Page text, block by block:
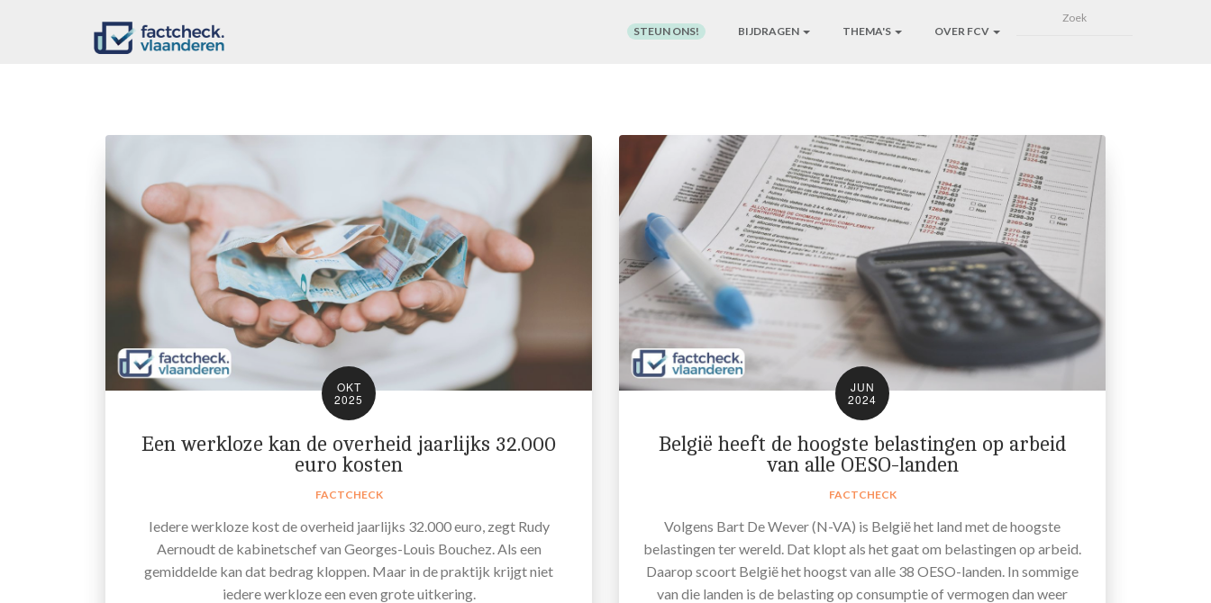
STEUN ONS! BIJDRAGEN THEMA'S OVER FCV
OKT
2025
Een werkloze kan de overheid jaarlijks 32.000
euro kosten
FACTCHECK
Iedere werkloze kost de overheid jaarlijks 32.000 euro, zegt Rudy
Aernoudt de kabinetschef van Georges-Louis Bouchez. Als een
gemiddelde kan dat bedrag kloppen. Maar in de praktijk krijgt niet
iedere werkloze een even grote uitkering.
JUN
2024
België heeft de hoogste belastingen op arbeid
van alle OESO-landen
FACTCHECK
Volgens Bart De Wever (N-VA) is België het land met de hoogste
belastingen ter wereld. Dat klopt als het gaat om belastingen op arbeid.
Daarop scoort België het hoogst van alle 38 OESO-landen. In sommige
van die landen is de belasting op consumptie of vermogen dan weer